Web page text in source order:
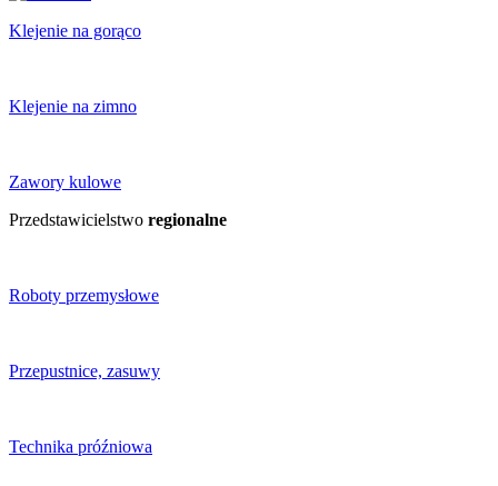
Klejenie na gorąco
Klejenie na zimno
Zawory kulowe
Przedstawicielstwo regionalne
Roboty przemysłowe
Przepustnice, zasuwy
Technika próźniowa